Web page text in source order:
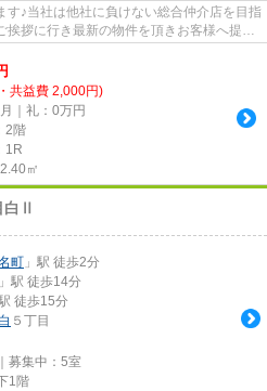
す♪当社は他社に負けない総合仲介店を目指
挨拶に行き最新の物件を頂きお客様へ提供
共益費 2,000円)
｜礼：0万円
2階
1R
㎡
白Ⅱ
町 」駅 徒歩2分
」駅 徒歩14分
徒歩15分
５丁目
募集中： 5室
1階